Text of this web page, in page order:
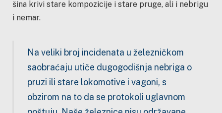
šina krivi stare kompozicije i stare pruge, ali i nebrigu
i nemar.
Na veliki broj incidenata u železničkom
saobraćaju utiče dugogodišnja nebriga o
pruzi ili stare lokomotive i vagoni, s
obzirom na to da se protokoli uglavnom